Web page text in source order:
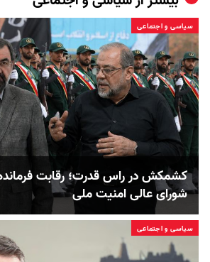
سیاسی و اجتماعی
کشمکش در راس قدرت؛ رقابت
شورای عالی امنیت ملی
سیاسی و اجتماعی